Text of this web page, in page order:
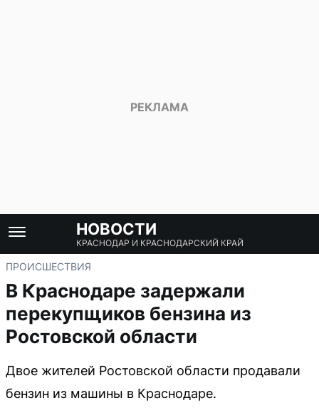
НОВОСТИ
КРАСНОДАР И КРАСНОДАРСКИЙ КРАЙ
ПРОИСШЕСТВИЯ
В Краснодаре задержали
перекупщиков бензина из
Ростовской области
Двое жителей Ростовской области продавали
бензин из машины в Краснодаре.